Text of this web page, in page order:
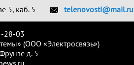
5, каб. 5 telenovosti@mail.ru
28-03
(ООО «Электросвязь»)
д. 5